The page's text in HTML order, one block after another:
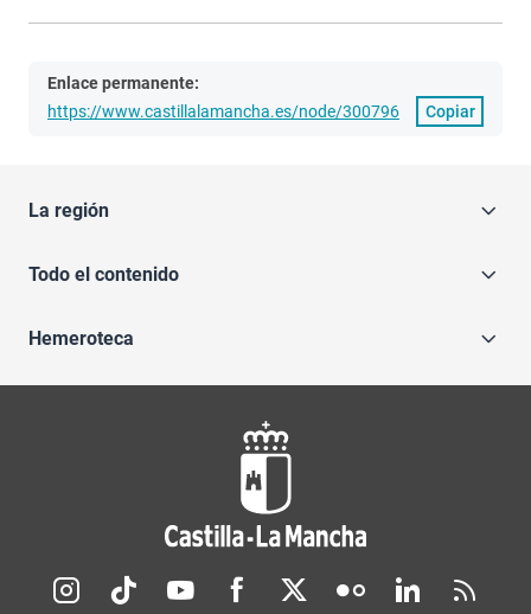
Enlace permanente:
https://www.castillalamancha.es/node/300796
Copiar
La región
Todo el contenido
Hemeroteca
Redes sociales JCCM